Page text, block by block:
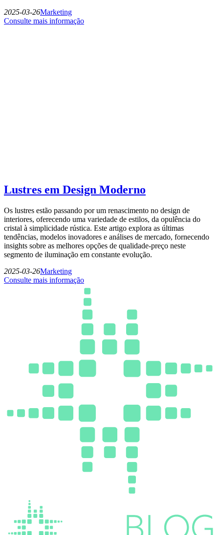
2025-03-26Marketing
Consulte mais informação
Lustres em Design Moderno
Os lustres estão passando por um renascimento no design de
interiores, oferecendo uma variedade de estilos, da opulência do
cristal à simplicidade rústica. Este artigo explora as últimas
tendências, modelos inovadores e análises de mercado, fornecendo
insights sobre as melhores opções de qualidade-preço neste
segmento de iluminação em constante evolução.
2025-03-26Marketing
Consulte mais informação